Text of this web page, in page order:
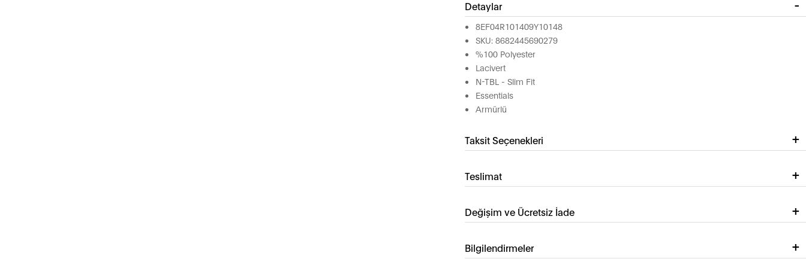
Detaylar
8EF04R101409Y10148
SKU: 8682445690279
%100 Polyester
Lacivert
N-TBL - Slim Fit
Essentials
Armürlü
Taksit Seçenekleri
Teslimat
Değişim ve Ücretsiz İade
Bilgilendirmeler